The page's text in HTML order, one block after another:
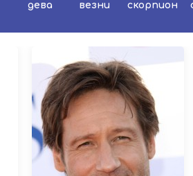
дева везни скорпион